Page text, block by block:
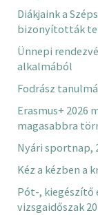
Diákjaink a
bizonyították
Ünnepi
alkalmából
Fodrász
Erasmus+ 2026
magasabbra
Nyári sportnap,
Kéz a kézben a
Pót-, kiegészítő
vizsgaidőszak